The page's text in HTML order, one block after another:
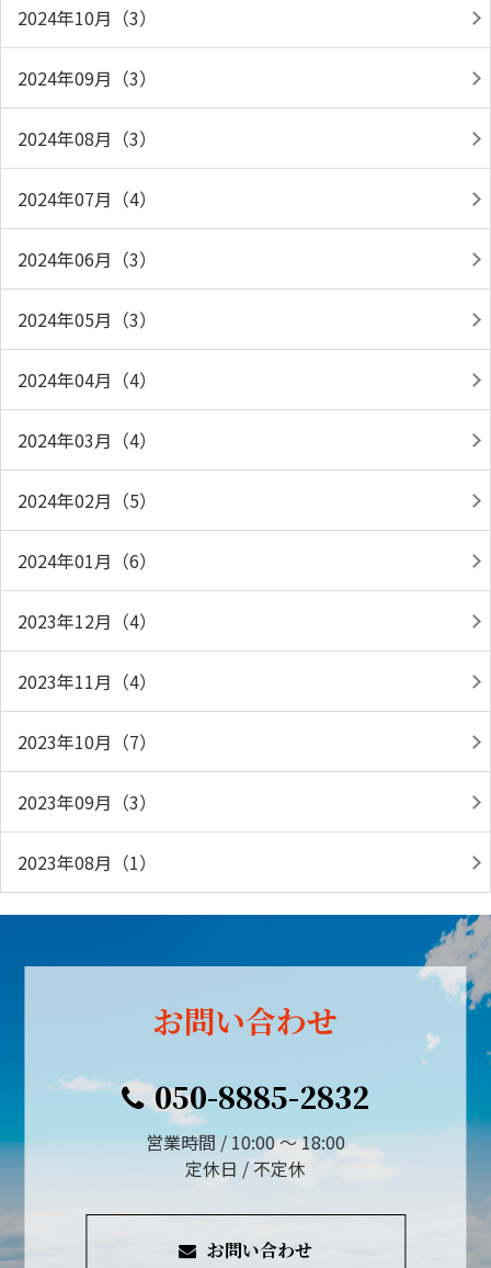
2024年10月（3）
2024年09月（3）
2024年08月（3）
2024年07月（4）
2024年06月（3）
2024年05月（3）
2024年04月（4）
2024年03月（4）
2024年02月（5）
2024年01月（6）
2023年12月（4）
2023年11月（4）
2023年10月（7）
2023年09月（3）
2023年08月（1）
お問い合わせ
050-8885-2832
営業時間 / 10:00 ～ 18:00
定休日 / 不定休
お問い合わせ